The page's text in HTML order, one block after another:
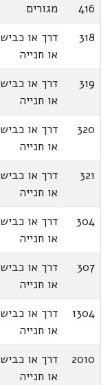
416
מגורים
318
דרך או כביש
או חנייה
319
דרך או כביש
או חנייה
320
דרך או כביש
או חנייה
321
דרך או כביש
או חנייה
304
דרך או כביש
או חנייה
307
דרך או כביש
או חנייה
1304
דרך או כביש
או חנייה
2010
דרך או כביש
או חנייה